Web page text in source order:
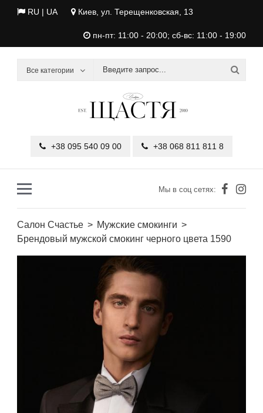
RU | UA Киев, ул. Терещенковская, 13
пн-пт: 11:00 - 20:00; сб-вс: 11:00 - 19:00
Все категории
+38 095 540 09 00 +38 068 811 811 8
Мы в соц сетях:
Салон Счастье
Мужские смокинги
Брендовый мужской смокинг черного цвета 1590